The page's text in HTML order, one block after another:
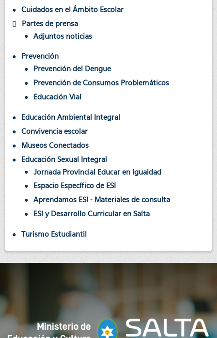
Cuidados en el Ámbito Escolar
Partes de prensa
Adjuntos noticias
Prevención
Prevención del Dengue
Prevención de Consumos Problemáticos
Educación Vial
Educación Ambiental Integral
Convivencia escolar
Museos Conectados
Educación Sexual Integral
Jornada Provincial Educar en Igualdad
Espacio Específico de ESI
Aprendamos ESI - Materiales de consulta
ESI y Desarrollo Curricular en Salta
Turismo Estudiantil